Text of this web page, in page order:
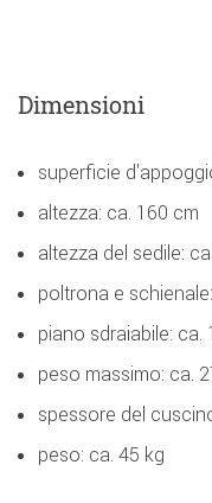
Dimensioni
superficie
altezza: ca. 160 cm
altezza del sedile:
poltrona e
piano sdraiabile: ca.
peso massimo: ca.
spessore del
peso: ca. 45 kg